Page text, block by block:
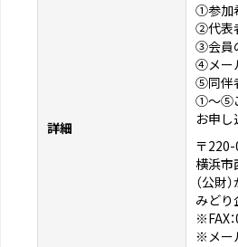
詳細
①参加
②代表
③会員
④メー
⑤同伴
①～⑤
お申し
〒
横浜
（公財
みどり
※FAX
※メー